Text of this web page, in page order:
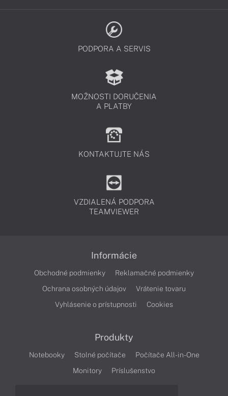
PODPORA A SERVIS
MOŽNOSTI DORUČENIA
A PLATBY
KONTAKTUJTE NÁS
VZDIALENÁ PODPORA
TEAMVIEWER
Informácie
Obchodné podmienky
Reklamačné podmienky
Ochrana osobných údajov
Vrátenie tovaru
Vyhlásenie o prístupnosti
Cookies
Produkty
Notebooky Stolné počítače
Počítače All-in-One
Monitory
Príslušenstvo